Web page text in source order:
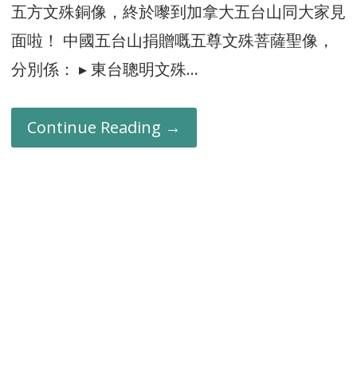
五方文殊銅像，終於嚟到加拿大五台山同大家見
面啦！ 中國五台山捐贈嘅五尊文殊菩薩聖像，
分別係： ▸ 東台聰明文殊…
Continue Reading →